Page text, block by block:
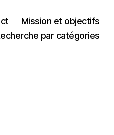
Mission et objectifs
par catégories